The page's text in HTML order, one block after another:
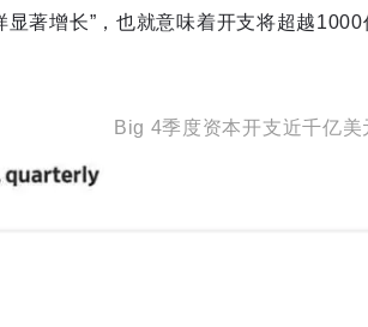
显著增长”，也就意味着开支将超越
Big 4季度资本开支近千亿美